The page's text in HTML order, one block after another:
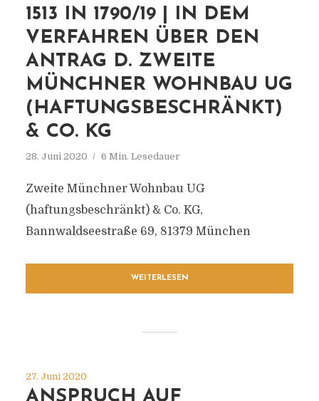
1513 IN 1790/19 | IN DEM
VERFAHREN ÜBER DEN
ANTRAG D. ZWEITE
MÜNCHNER WOHNBAU UG
(HAFTUNGSBESCHRÄNKT)
& CO. KG
28. Juni 2020 6 Min. Lesedauer
Zweite Münchner Wohnbau UG
(haftungsbeschränkt) & Co. KG,
Bannwaldseestraße 69, 81379 München
WEITERLESEN
27. Juni 2020
ANSPRUCH AUF